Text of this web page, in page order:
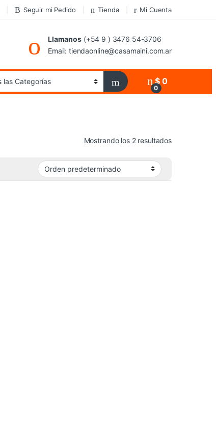
Seguir mi Pedido Tienda Mi Cuenta
Llamanos(+54 9 ) 3476 54-3706
Email: tiendaonline@casamaini.com.ar
0
$ 0
Mostrando los 2 resultados